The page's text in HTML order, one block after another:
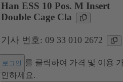
Han ESS 10 Pos. M Insert
Double Cage Cla
기사 번호: 09 33 010 2672
로그인 를 클릭하여 가격 및 이용
인하세요.